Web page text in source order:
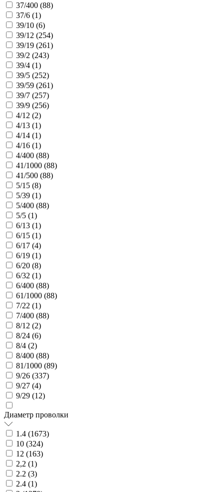
37/400 (88)
37/6 (1)
39/10 (6)
39/12 (254)
39/19 (261)
39/2 (243)
39/4 (1)
39/5 (252)
39/59 (261)
39/7 (257)
39/9 (256)
4/12 (2)
4/13 (1)
4/14 (1)
4/16 (1)
4/400 (88)
41/1000 (88)
41/500 (88)
5/15 (8)
5/39 (1)
5/400 (88)
5/5 (1)
6/13 (1)
6/15 (1)
6/17 (4)
6/19 (1)
6/20 (8)
6/32 (1)
6/400 (88)
61/1000 (88)
7/22 (1)
7/400 (88)
8/12 (2)
8/24 (6)
8/4 (2)
8/400 (88)
81/1000 (89)
9/26 (337)
9/27 (4)
9/29 (12)
Диаметр проволки
1.4 (1673)
10 (324)
12 (163)
2,2 (1)
2.2 (3)
2.4 (1)